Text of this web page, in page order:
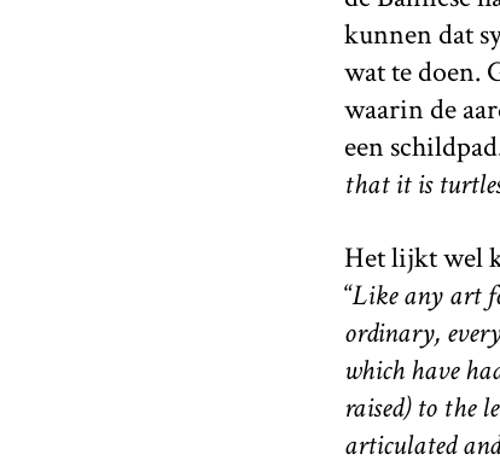
kunnen dat
wat te doen.
waarin de
een
that it is
Het lijkt wel
“Like any art
ordinary,
which have
raised) to the
articulated